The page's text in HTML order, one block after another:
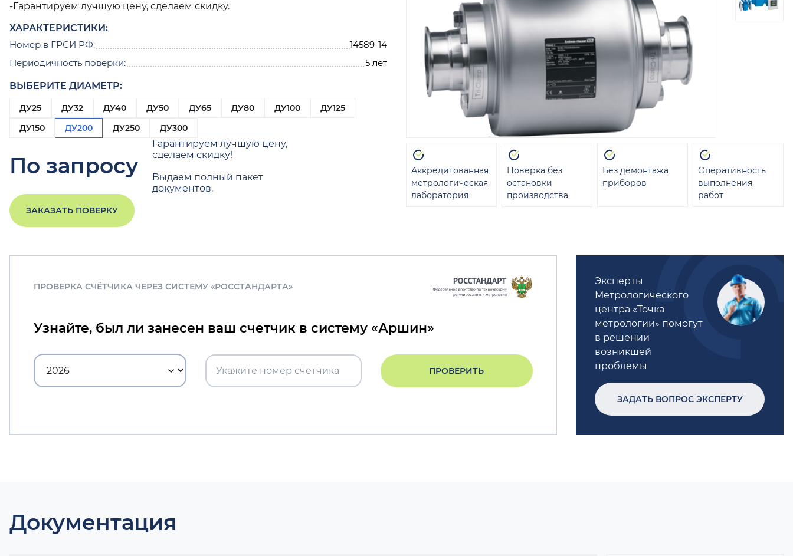
-Гарантируем лучшую цену, сделаем скидку.
ХАРАКТЕРИСТИКИ:
Номер в ГРСИ РФ:
14589-14
Периодичность поверки:
5 лет
ВЫБЕРИТЕ ДИАМЕТР:
ДУ25 ДУ32 ДУ40 ДУ50 ДУ65 ДУ80 ДУ100
ДУ125
ДУ150
ДУ200 ДУ250 ДУ300
По запросу
Гарантируем лучшую цену,
сделаем скидку!
Выдаем полный пакет
документов.
ЗАКАЗАТЬ ПОВЕРКУ
Аккредитованная
метрологическая
лаборатория
Поверка без
остановки
производства
Без демонтажа
приборов
Оперативность
выполнения
работ
ПРОВЕРКА СЧЁТЧИКА ЧЕРЕЗ СИСТЕМУ «РОССТАНДАРТА»
Узнайте, был ли занесен ваш счетчик в систему «Аршин»
ПРОВЕРИТЬ
Эксперты
Метрологического
центра «Точка
метрологии» помогут
в решении
возникшей
проблемы
ЗАДАТЬ ВОПРОС ЭКСПЕРТУ
Документация